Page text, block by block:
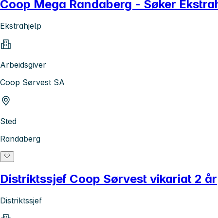
Coop Mega Randaberg - Søker
Ekstrahjelp
Arbeidsgiver
Coop Sørvest SA
Sted
Randaberg
Distriktssjef Coop Sørvest vikariat 2 år
Distriktssjef